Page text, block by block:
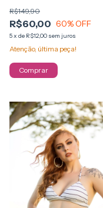
R$60,00
R$149,90
60% OFF
5x de R$12,00 sem juros
Atenção, última peça!
Comprar